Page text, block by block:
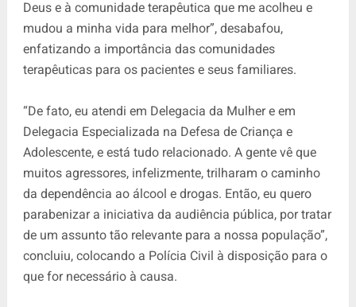
Deus e à comunidade terapêutica que me acolheu e
mudou a minha vida para melhor”, desabafou,
enfatizando a importância das comunidades
terapêuticas para os pacientes e seus familiares.
“De fato, eu atendi em Delegacia da Mulher e em
Delegacia Especializada na Defesa de Criança e
Adolescente, e está tudo relacionado. A gente vê que
muitos agressores, infelizmente, trilharam o caminho
da dependência ao álcool e drogas. Então, eu quero
parabenizar a iniciativa da audiência pública, por tratar
de um assunto tão relevante para a nossa população”,
concluiu, colocando a Polícia Civil à disposição para o
que for necessário à causa.